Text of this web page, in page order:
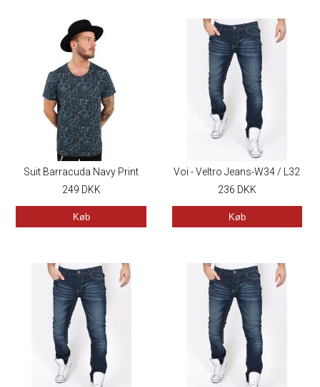
Suit Barracuda Navy Print
249 DKK
Køb
Voi - Veltro Jeans-W34 / L32
236 DKK
Køb